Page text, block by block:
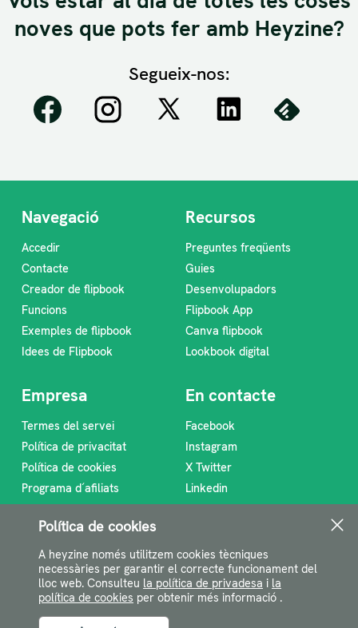
noves que pots fer amb Heyzine?
Segueix-nos:
Navegació
Accedir
Contacte
Creador de flipbook
Funcions
Exemples de flipbook
Idees de Flipbook
Recursos
Preguntes freqüents
Guies
Desenvolupadors
Flipbook App
Canva flipbook
Lookbook digital
Empresa
Termes del servei
Política de privacitat
Política de cookies
Programa d´afiliats
Sobre nosaltres
En contacte
Facebook
Instagram
X Twitter
Linkedin
RSS Feed
Política de cookies
A heyzine només utilitzem cookies tècniques
necessàries per garantir el correcte funcionament del
lloc web. Consulteu la política de privadesa i la
política de cookies per obtenir més informació .